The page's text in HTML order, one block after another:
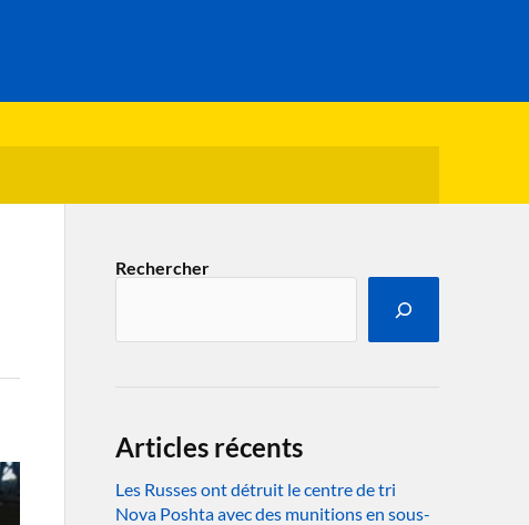
Rechercher
Articles récents
Les Russes ont détruit le centre de tri
Nova Poshta avec des munitions en sous-